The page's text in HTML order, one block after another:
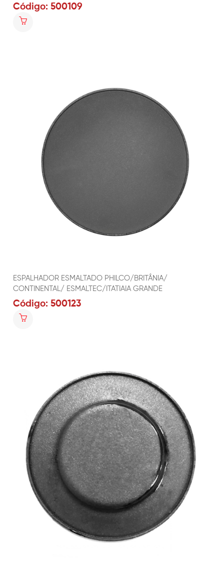
Código: 500109
ESPALHADOR ESMALTADO PHILCO/BRITÂNIA/
CONTINENTAL/ ESMALTEC/ITATIAIA GRANDE
Código: 500123